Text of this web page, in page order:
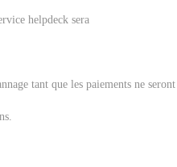
helpdeck sera
tant que les paiements ne